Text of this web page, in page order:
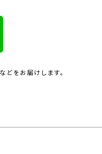
どをお届けします。